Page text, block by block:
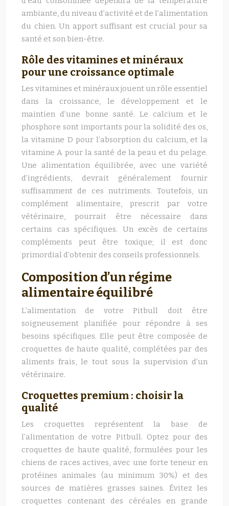
ambiante, du niveau d’activité et de l’alimentation
du chien. Un apport suffisant est crucial pour sa
santé et son bien-être.
Rôle des vitamines et minéraux
pour une croissance optimale
Les vitamines et minéraux jouent un rôle essentiel
dans la croissance, le développement et le
maintien d’une bonne santé. Le calcium et le
phosphore sont importants pour la solidité des os,
la vitamine D pour l’absorption du calcium, et la
vitamine A pour la santé de la peau et du pelage.
Une alimentation équilibrée, avec une variété
d’ingrédients, devrait généralement fournir
suffisamment de ces nutriments. Toutefois, un
complément alimentaire, prescrit par votre
vétérinaire, pourrait être nécessaire dans
certains cas spécifiques. Un excès de certains
compléments peut être toxique; il est donc
primordial d’obtenir des conseils professionnels.
Composition d’un régime
alimentaire équilibré
L’alimentation de votre Pitbull doit être
soigneusement planifiée pour répondre à ses
besoins spécifiques. Elle peut être composée de
croquettes de haute qualité, complétées par des
aliments frais, le tout sous la supervision d’un
vétérinaire.
Croquettes premium : choisir la
qualité
Les croquettes représentent la base de
l’alimentation de votre Pitbull. Optez pour des
croquettes de haute qualité, formulées pour les
chiens de races actives, avec une forte teneur en
protéines animales (au minimum 30%) et des
sources de matières grasses saines. Évitez les
croquettes contenant des céréales en grande